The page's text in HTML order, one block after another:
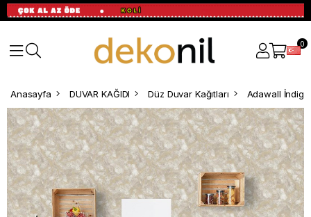
0
Anasayfa DUVAR KAĞIDI Düz Duvar Kağıtları Adawall İndigo